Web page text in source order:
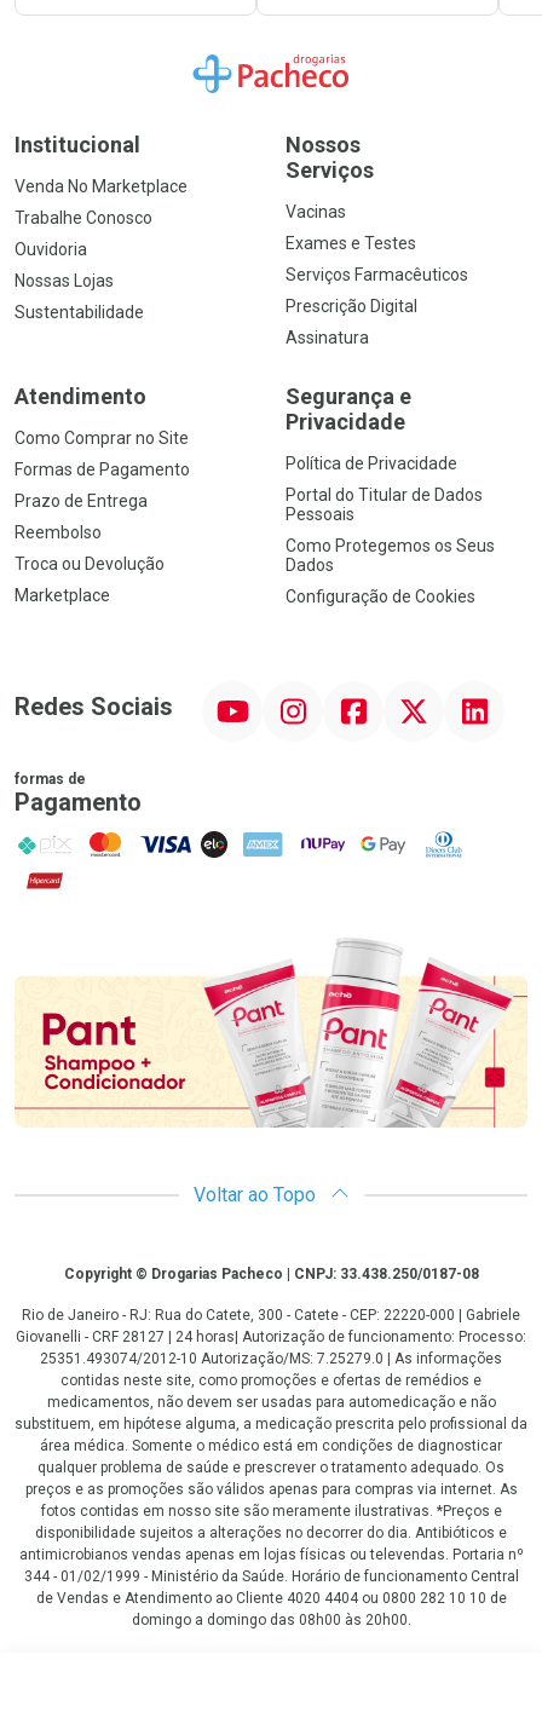
Ir para a Home
Institucional
Venda No Marketplace
Trabalhe Conosco
Ouvidoria
Nossas Lojas
Sustentabilidade
Nossos
Serviços
Vacinas
Exames e Testes
Serviços Farmacêuticos
Prescrição Digital
Assinatura
Atendimento
Como Comprar no Site
Formas de Pagamento
Prazo de Entrega
Reembolso
Troca ou Devolução
Marketplace
Segurança e
Privacidade
Política de Privacidade
Portal do Titular de Dados
Pessoais
Como Protegemos os Seus
Dados
Configuração de Cookies
Redes Sociais InstagramFacebookTwitter Linkedin
formas de
Pagamento
PIX MasterCard
VISA ELO AMEX NuPay Google PayDiners Club
Hipercard
Promoção em Destaque
Voltar ao Topo
CopyrightCopyright © Drogarias Pacheco | CNPJ: 33.438.250/0187-08
Rio de Janeiro - RJ: Rua do Catete, 300 - Catete - CEP: 22220-000 | Gabriele
Giovanelli - CRF 28127 | 24 horas| Autorização de funcionamento: Processo:
25351.493074/2012-10 Autorização/MS: 7.25279.0 | As informações
contidas neste site, como promoções e ofertas de remédios e
medicamentos, não devem ser usadas para automedicação e não
substituem, em hipótese alguma, a medicação prescrita pelo profissional da
área médica. Somente o médico está em condições de diagnosticar
qualquer problema de saúde e prescrever o tratamento adequado. Os
preços e as promoções são válidos apenas para compras via internet. As
fotos contidas em nosso site são meramente ilustrativas. *Preços e
disponibilidade sujeitos a alterações no decorrer do dia. Antibióticos e
antimicrobianos vendas apenas em lojas físicas ou televendas. Portaria nº
344 - 01/02/1999 - Ministério da Saúde. Horário de funcionamento Central
de Vendas e Atendimento ao Cliente 4020 4404 ou 0800 282 10 10 de
domingo a domingo das 08h00 às 20h00.